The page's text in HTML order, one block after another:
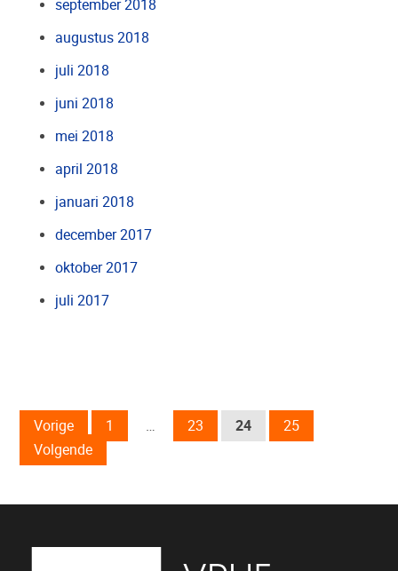
september 2018
augustus 2018
juli 2018
juni 2018
mei 2018
april 2018
januari 2018
december 2017
oktober 2017
juli 2017
Vorige 1 … 23 24
25
Volgende